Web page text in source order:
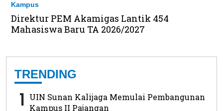
Kampus
Direktur PEM Akamigas Lantik 454
Mahasiswa Baru TA 2026/2027
TRENDING
1 UIN Sunan Kalijaga Memulai Pembangunan
Kampus II Pajangan